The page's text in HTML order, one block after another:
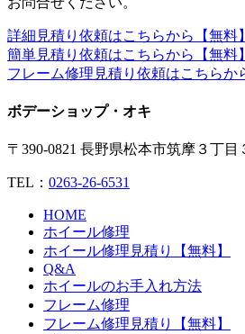
詳細見積り依頼はこちら
簡単見積り依頼はこちら
フレーム修理見積り依頼はこち
ボデーショップ・オキ
〒390-0821 長野県松本市筑摩３丁目
TEL： 0263-26-6531
HOME
ホイール修理
ホイール修理見積り【無料】
Q&A
ホイールのお手入れ方法
フレーム修理
フレーム修理見積り【無料】